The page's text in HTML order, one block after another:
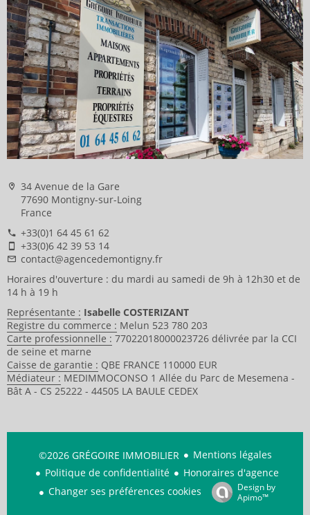
34 Avenue de la Gare
77690 Montigny-sur-Loing
France
+33(0)1 64 45 61 62
+33(0)6 42 39 53 14
contact@agencedemontigny.fr
Horaires d'ouverture : du mardi au samedi de 9h à 12h30 et de
14 h à 19 h
Représentante : Isabelle COSTERIZANT
Registre du commerce : Melun 523 780 203
Carte professionnelle : 77022018000023726 délivrée par la CCI
de seine et marne
Caisse de garantie : QBE FRANCE 110000 EUR
Médiateur : MEDIMMOCONSO 1 Allée du Parc de Mesemena -
Bât A - CS 25222 - 44505 LA BAULE CEDEX
©2026 GRÉGOIRE IMMOBILIER
Mentions légales
Politique de confidentialité
Honoraires d'agence
Changer ses préférences cookies
Design by
Apimo™